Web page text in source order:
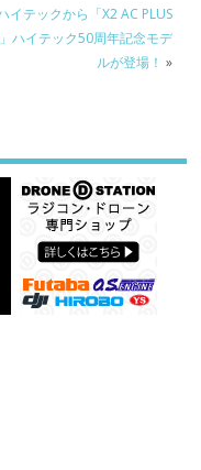
イテックから「X2 AC PLUS
ハイテック50周年記念モデ
ルが登場！ »